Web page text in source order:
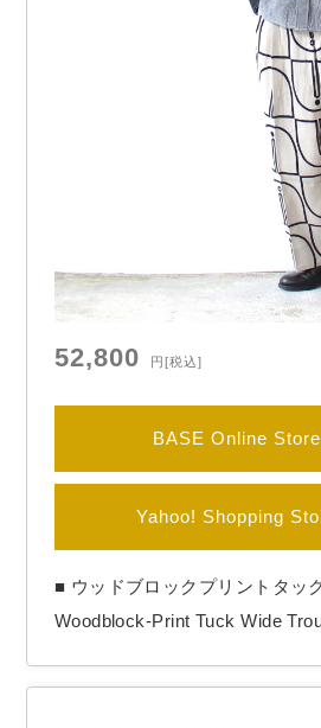
another 20th centuryより「
フレンチワークのブラックシャ
52,800 円 [税込]
BASE Online Store
Yahoo! Shopping
■ ウッドブロックプリントタッ
Woodblock-Print Tuck Wide
R】 Natural（Black print） HAVERSACKより